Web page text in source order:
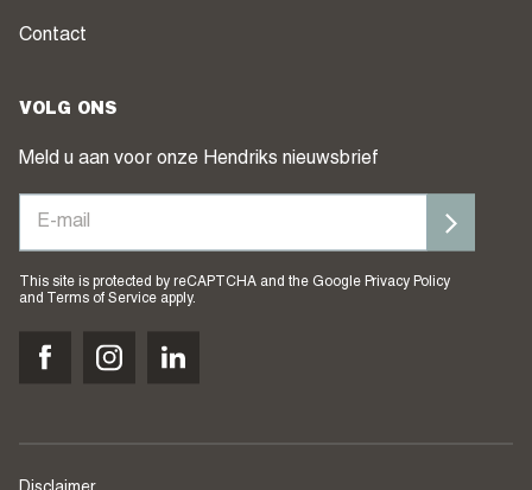
Contact
VOLG ONS
Meld u aan voor onze Hendriks nieuwsbrief
This site is protected by reCAPTCHA and the Google Privacy Policy
and
Terms of Service apply.